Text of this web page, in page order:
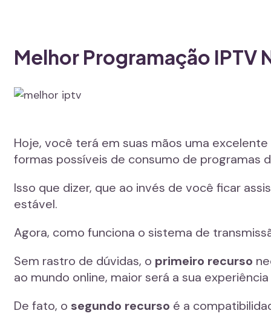
Melhor Programação IPTV
Hoje, você terá em suas mãos uma
formas possíveis de consumo de programas
Isso que dizer, que ao invés de você ficar
estável.
Agora, como funciona o sistema de
Sem rastro de dúvidas, o primeiro recurso
ao mundo online, maior será a sua
De fato, o segundo recurso é a